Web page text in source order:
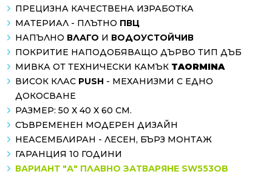
ПРЕЦИЗНА КАЧЕСТВЕНА ИЗРАБОТКА
МАТЕРИАЛ - ПЛЪТНО ПВЦ
НАПЪЛНО ВЛАГО И ВОДОУСТОЙЧИВ
ПОКРИТИЕ НАПОДОБЯВАЩО ДЪРВО ТИП ДЪБ
МИВКА ОТ ТЕХНИЧЕСКИ КАМЪК TAORMINA
ВИСОК КЛАС PUSH - МЕХАНИЗМИ С ЕДНО
ДОКОСВАНЕ
РАЗМЕР: 50 Х 40 Х 60 СМ.
СЪВРЕМЕНЕН МОДЕРЕН ДИЗАЙН
НЕАСЕМБЛИРАН - ЛЕСЕН, БЪРЗ МОНТАЖ
ГАРАНЦИЯ 10 ГОДИНИ
ВАРИАНТ "А" ПЛАВНО ЗАТВАРЯНЕ SW553OB